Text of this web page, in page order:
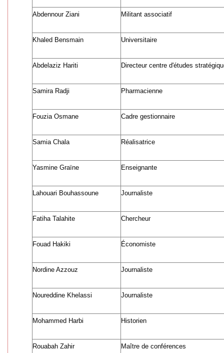
Abdennour Ziani Militant associatif
Khaled Bensmain Universitaire
Abdelaziz Hariti Directeur centre d'études
Samira Radji Pharmacienne
Fouzia Osmane Cadre gestionnaire
Samia Chala Réalisatrice
Yasmine Graïne Enseignante
Lahouari Bouhassoune Journaliste
Fatiha Talahite Chercheur
Fouad Hakiki Économiste
Nordine Azzouz Journaliste
Noureddine Khelassi Journaliste
Mohammed Harbi Historien
Rouabah Zahir Maître de conférences